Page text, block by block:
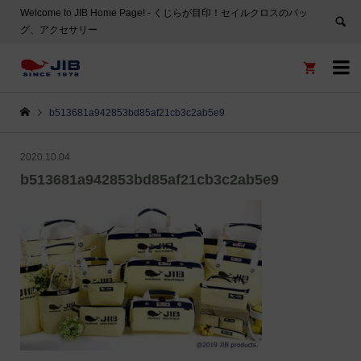
Welcome to JIB Home Page! ‐ くじらが目印！セイルクロスのバッ
グ、アクセサリー


b513681a942853bd85af21cb3c2ab5e9
2020.10.04
b513681a942853bd85af21cb3c2ab5e9